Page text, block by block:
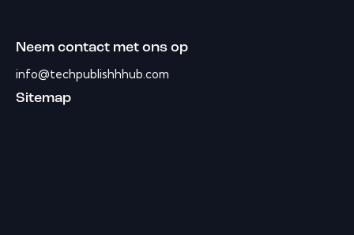
Neem contact met ons op
info@techpublishhhub.com
Sitemap